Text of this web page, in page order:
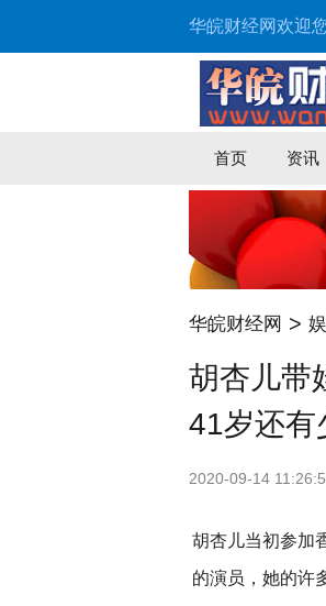
华皖财经网欢迎您
首页 资讯
华皖财经网 >
胡杏儿带
41岁还有
2020-09-14
胡杏儿当初参加
的演员，她的许